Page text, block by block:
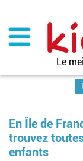
contenu
principal
Le
En Île de
trouvez
enfants